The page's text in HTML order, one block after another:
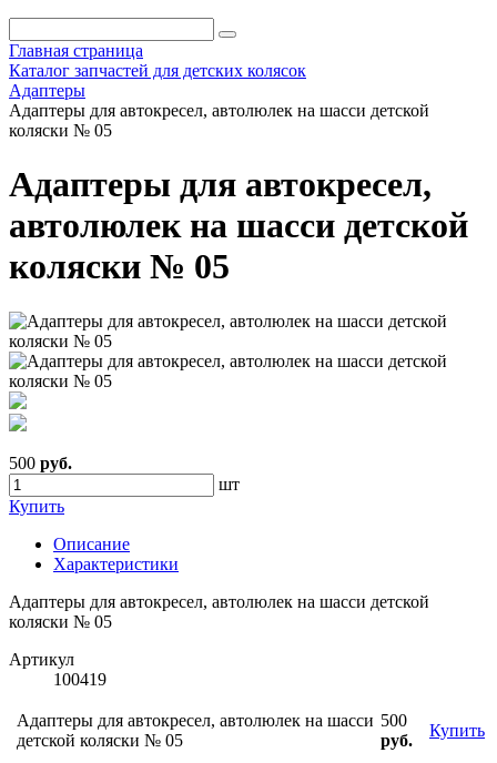
Главная страница
Каталог запчастей для детских колясок
Адаптеры
Адаптеры для автокресел, автолюлек на шасси детской
коляски № 05
Адаптеры для автокресел,
автолюлек на шасси детской
коляски № 05
500 руб.
шт
Купить
Описание
Характеристики
Адаптеры для автокресел, автолюлек на шасси детской
коляски № 05
Артикул
100419
Адаптеры для автокресел, автолюлек на шасси
детской коляски № 05
500
руб.
Купить